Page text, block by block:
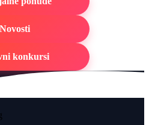
Novosti
konkursi